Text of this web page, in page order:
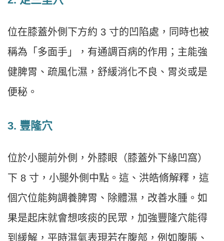
位在膝蓋外側下方約 3 寸的凹陷處，同時也被
稱為「多面手」，有通調百病的作用；主能強
健脾胃、疏風化濕，舒緩消化不良、胃炎或是
便秘。
3. 豐隆穴
位於小腿前外側，外膝眼（膝蓋外下緣凹窩）
下 8 寸，小腿外側中點。這、洪皓脩解釋，這
個穴位能夠調養脾胃、除體濕，改善水腫。如
果是起床就會想咳痰的民眾，加強豐隆穴能得
到緩解，平時濕氣表現若在腹部，例如腹脹、